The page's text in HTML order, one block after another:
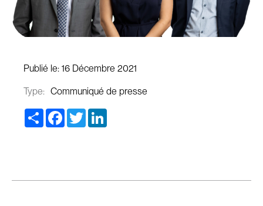
Publié le: 16 Décembre 2021
Type: Communiqué de presse
Share Facebook
Twitter